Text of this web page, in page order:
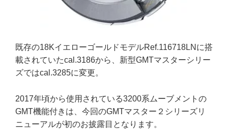
既存の18KイエローゴールドモデルRef.116718LNに搭
載されていたcal.3186から、新型GMTマスターシリー
ズではcal.3285に変更。
2017年頃から使用されている3200系ムーブメントの
GMT機能付きは、今回のGMTマスター２シリーズリ
ニューアルが初のお披露目となります。